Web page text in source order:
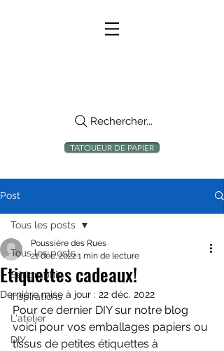
Rechercher...
TATOUEUR DE PAPIER
Post
Tous les posts
Sérigraphie
Inspirations
L'atelier
DIY
Tous les posts
Etiquettes cadeaux!
Poussière des Rues
21 déc. 20221 min de lecture
Dernière mise à jour : 22 déc. 2022
Pour ce dernier DIY sur notre blog
voici pour vos emballages papiers ou
tissus de petites étiquettes à